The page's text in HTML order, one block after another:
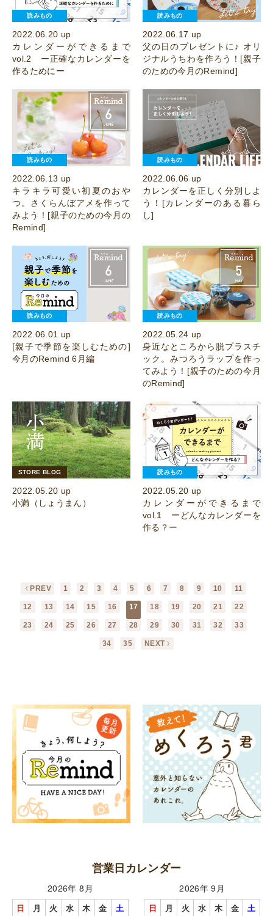
読みもの
2022.06.20 up
カレンダーができるまで
vol.2 ー正確なカレンダーを
作るためにー
読みもの
2022.06.17 up
父の日のプレゼントに♪ オリ
ジナルうちわを作ろう！[親子
のための今月のRemind]
読みもの
2022.06.13 up
キラキラ可愛い初夏のおや
つ。さくらんぼアメを作って
みよう！[親子のための今月の
Remind]
読みもの
2022.06.06 up
カレンダーを正しく分別しよ
う！[カレンダーのある暮ら
し]
読みもの
2022.06.01 up
[親子で季節を楽しむための]
今月のRemind 6月編
読みもの
2022.05.24 up
身近なところから脱プラスチ
ック。みつろうラップを作っ
てみよう！[親子のための今月
のRemind]
STORE BLOG
2022.05.20 up
小満（しょうまん）
読みもの
2022.05.20 up
カレンダーができるまで
vol.1 ーどんなカレンダーを
作る？ー
PREV 1 2 3 4 5 6 7 8 9 10 11
12 13 14 15 16 17 18 19 20 21 22
23 24 25 26 27 28 29 30 31 32 33
34 35 NEXT
営業日カレンダー
2026年 8月
日 月 火 水 木 金 土
2026年 9月
日 月 火 水 木 金 土